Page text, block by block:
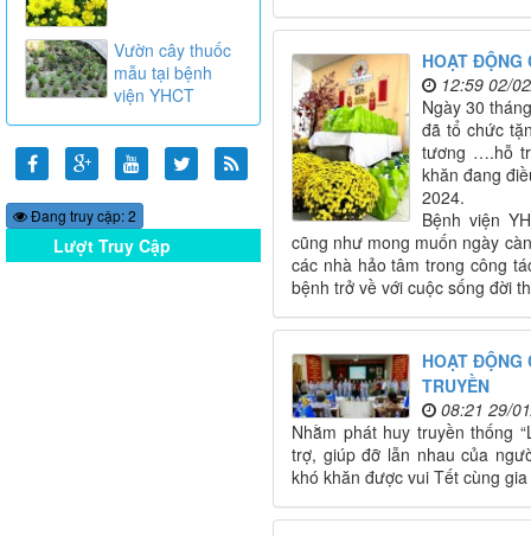
HOẠT ĐỘNG
12:59 02/
Ngày 30
đã tổ chức
tương ….hỗ
khăn đang
2024.
Bệnh viện
cũng như mong muốn ngày
các nhà hảo tâm trong công
bệnh trở về với cuộc sống đời
HOẠT ĐỘNG
TRUYỀN
08:21 29/
Nhằm phát huy truyền thống
trợ, giúp đỡ lẫn nhau của
khó khăn được vui Tết cùng
Vườn cây thuốc
mẫu tại bệnh
viện YHCT
Đang truy cập: 2
Lượt Truy Cập
Online